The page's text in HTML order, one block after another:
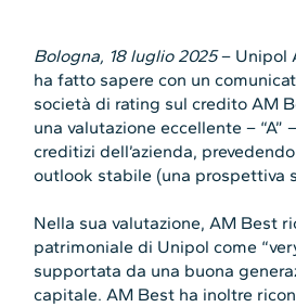
Bologna, 18 luglio 2025– Unipol
ha fatto sapere con un
società di rating sul credito AM
una valutazione eccellente – “A”
creditizi dell’azienda,
outlook stabile (una prospettiva
Nella sua valutazione, AM Best
patrimoniale di Unipol come
supportata da una buona
capitale. AM Best ha inoltre